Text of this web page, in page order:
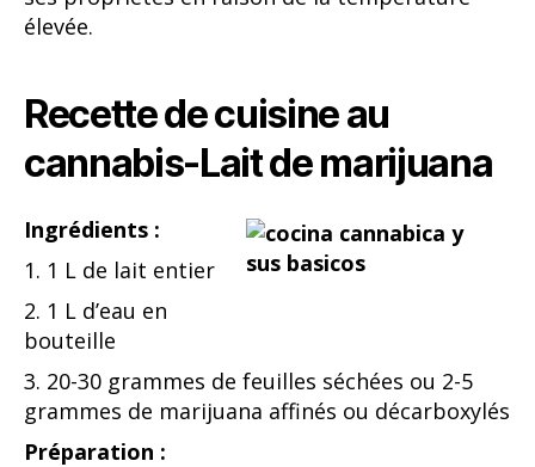
élevée.
Recette de cuisine au
cannabis-Lait de marijuana
Ingrédients :
1. 1 L de lait entier
2. 1 L d’eau en
bouteille
3. 20-30 grammes de feuilles séchées ou 2-5
grammes de marijuana affinés ou décarboxylés
Préparation :